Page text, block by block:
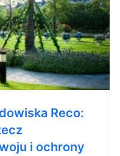
Reco:
i ochrony